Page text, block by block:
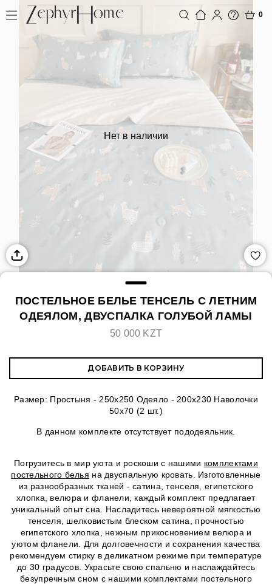
0
Нет в наличии
ПОСТЕЛЬНОЕ БЕЛЬЕ ТЕНСЕЛЬ С ЛЕТНИМ
ОДЕЯЛОМ, ДВУСПАЛКА ГОЛУБОЙ ЛАМЫ
50 000 KZT
ДОБАВИТЬ В КОРЗИНУ
Размер: Простыня - 250х250 Одеяло - 200х230 Наволочки
50х70 (2 шт.)
В данном комплекте отсутствует пододеяльник.
Погрузитесь в мир уюта и роскоши с нашими комплектами
постельного белья на двуспальную кровать. Изготовленные
из разнообразных тканей - сатина, тенселя, египетского
хлопка, велюра и фланели, каждый комплект предлагает
уникальный опыт сна. Насладитесь невероятной мягкостью
тенселя, шелковистым блеском сатина, прочностью
египетского хлопка, нежным прикосновением велюра и
уютом фланели. Для долговечности и сохранения качества
рекомендуем стирку в деликатном режиме при температуре
до 30 градусов. Украсьте свою спальню и наслаждайтесь
безупречным сном с нашими комплектами постельного